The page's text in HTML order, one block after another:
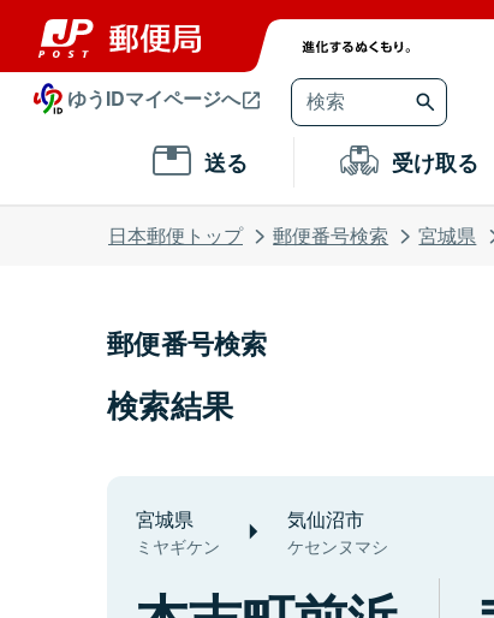
ゆうIDマイページへ
送る 受け取る
日本郵便トップ 郵便番号検索 宮城県
郵便番号検索
検索結果
宮城県
ミヤギケン
気仙沼市
ケセンヌマシ